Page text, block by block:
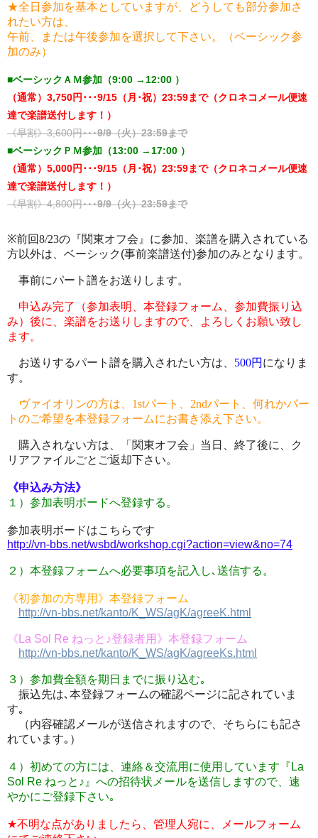
★全日参加を基本としていますが、どうしても部分参加さ
れたい方は、
午前、または午後参加を選択して下さい。（ベーシック参
加のみ）
■ベーシックＡＭ参加（9:00 →12:00 ）
（通常）3,750円･･･9/15（月･祝）23:59まで（クロネコメール便速
達で楽譜送付します！）
《早割》3,600円･･･9/9（火）23:59まで
■ベーシックＰＭ参加（13:00 →17:00 ）
（通常）5,000円･･･9/15（月･祝）23:59まで（クロネコメール便速
達で楽譜送付します！）
《早割》4,800円･･･9/9（火）23:59まで
※前回8/23の『関東オフ会』に参加、楽譜を購入されている
方以外は、ベーシック (事前楽譜送付)参加のみとなります。
事前にパート譜をお送りします。
申込み完了（参加表明、本登録フォーム、参加費振り込
み）後に、楽譜をお送りしますので、よろしくお願い致し
ます。
お送りするパート譜を購入されたい方は、 500円 になりま
す。
ヴァイオリンの方は、1stパート、2ndパート、何れかパー
トのご希望を本登録フォームにお書き添え下さい。
購入されない方は、「関東オフ会」当日、終了後に、ク
リアファイルごとご返却下さい。
《申込み方法》
１）参加表明ボードへ登録する。
参加表明ボードはこちらです
http://vn-bbs.net/wsbd/workshop.cgi?action=view&no=74
２）本登録フォームへ必要事項を記入し､送信する。
《初参加の方専用》本登録フォーム
http://vn-bbs.net/kanto/K_WS/agK/agreeK.html
《 La Sol Re ねっと ♪登録者用》本登録フォーム
http://vn-bbs.net/kanto/K_WS/agK/agreeKs.html
３）参加費全額を期日までに振り込む｡
振込先は､本登録フォームの確認ページに記されていま
す｡
（内容確認メールが送信されますので、そちらにも記さ
れています｡）
４）初めての方には、連絡＆交流用に使用しています『 La
Sol Re ねっと ♪ 』への招待状メールを送信しますので、速
やかにご登録下さい｡
★不明な点がありましたら、管理人宛に、メールフォーム